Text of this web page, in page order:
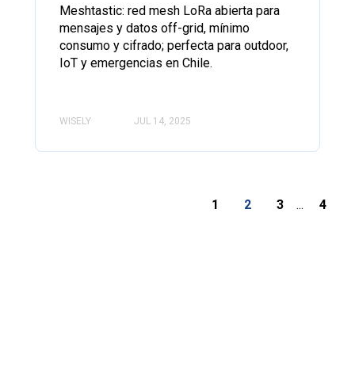
Meshtastic: red mesh LoRa abierta para
mensajes y datos off-grid, mínimo
consumo y cifrado; perfecta para outdoor,
IoT y emergencias en Chile.
WISELY JUL 14, 2025
1 2 3 ... 4